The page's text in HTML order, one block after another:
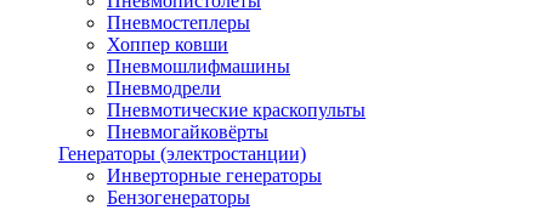
Пневмостеплеры
Хоппер ковши
Пневмошлифмашины
Пневмодрели
Пневмотические краскопульты
Пневмогайковёрты
Генераторы (электростанции)
Инверторные генераторы
Бензогенераторы